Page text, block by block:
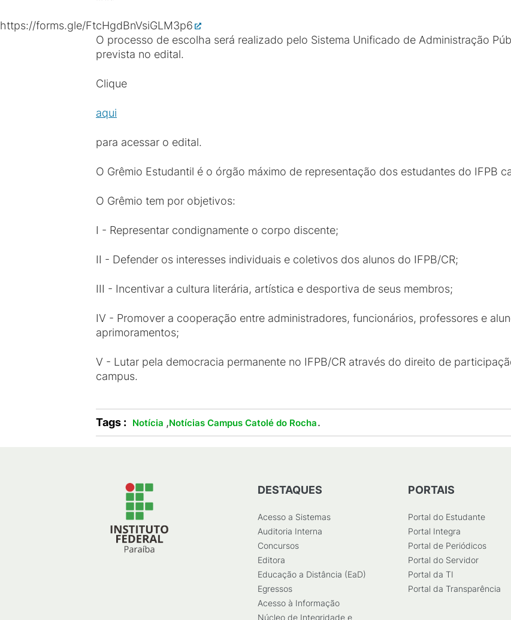
https://forms.gle/FtcHgdBnVsiGLM3p6
O processo de escolha será realizado pelo Sistema Unificado de Administração
prevista no edital.
Clique
aqui
para acessar o edital.
O Grêmio Estudantil é o órgão máximo de representação dos estudantes do IFPB
O Grêmio tem por objetivos:
I - Representar condignamente o corpo discente;
II - Defender os interesses individuais e coletivos dos alunos do IFPB/CR;
III - Incentivar a cultura literária, artística e desportiva de seus membros;
IV - Promover a cooperação entre administradores, funcionários, professores e
aprimoramentos;
V - Lutar pela democracia permanente no IFPB/CR através do direito de
campus.
Tags : Notícia ,Notícias Campus Catolé do Rocha.
DESTAQUES
Acesso a Sistemas
Auditoria Interna
Concursos
Editora
Educação a Distância (EaD)
Egressos
Acesso à Informação
Núcleo de Integridade e
PORTAIS
Portal do Estudante
Portal Integra
Portal de Periódicos
Portal do Servidor
Portal da TI
Portal da Transparência